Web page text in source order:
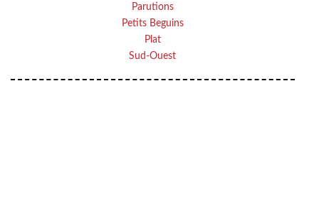
Parutions
Petits Beguins
Plat
Sud-Ouest